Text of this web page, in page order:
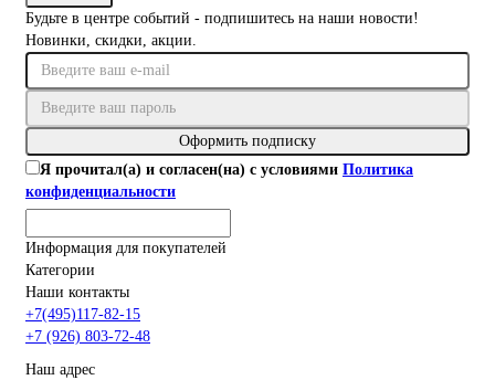
Будьте в центре событий - подпишитесь на наши новости!
Новинки, скидки, акции.
Оформить подписку
Я прочитал(а) и согласен(на) с условиями Политика
конфиденциальности
Информация для покупателей
Категории
Наши контакты
+7(495)117-82-15
+7 (926) 803-72-48
Наш адрес